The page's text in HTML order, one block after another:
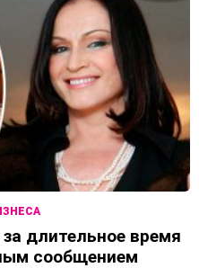
длительное время
сообщением